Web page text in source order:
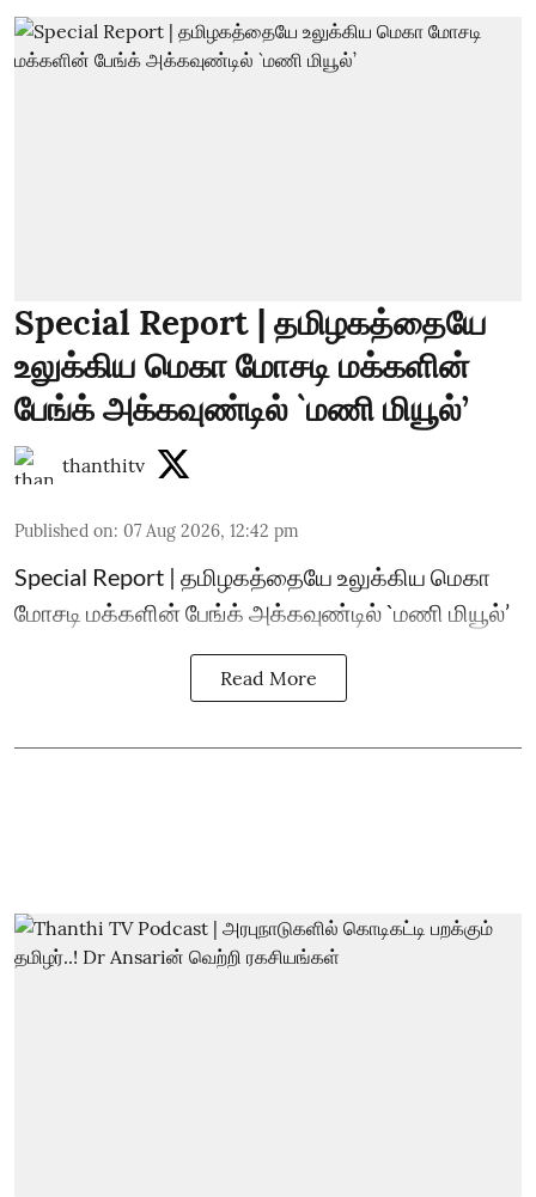
Special Report | தமிழகத்தையே
உலுக்கிய மெகா மோசடி மக்களின்
பேங்க் அக்கவுண்டில் `மணி மியூல்’
thanthitv
Published on: 07 Aug 2026, 12:42 pm
Special Report | தமிழகத்தையே உலுக்கிய மெகா
மோசடி மக்களின் பேங்க் அக்கவுண்டில் `மணி மியூல்’
Read More